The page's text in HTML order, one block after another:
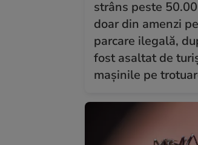
strâns peste
doar din amenzi
parcare ilegală,
fost asaltat de
mașinile pe